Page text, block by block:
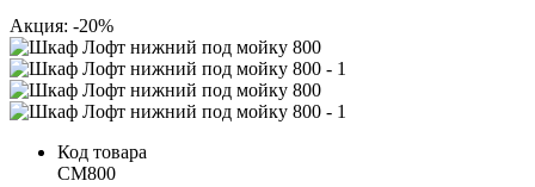
Акция: -20%
Код товара
СМ800